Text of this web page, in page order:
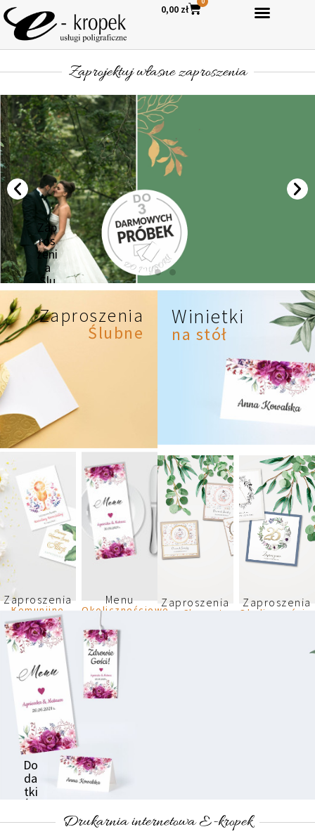
0,00 zł
Zaprojektuj własne zaproszenia
Zap
ros
zeni
a
Ślu
bne
KLIKNIJ
Zaproszenia
Ślubne
Winietki
na stół
Zaproszenia
Komunijne
Menu
Okolicznościowe
Zaproszenia
na Chrzest
Zaproszenia
Do
da
tki
Ślu
bn
Drukarnia internetowa E-kropek